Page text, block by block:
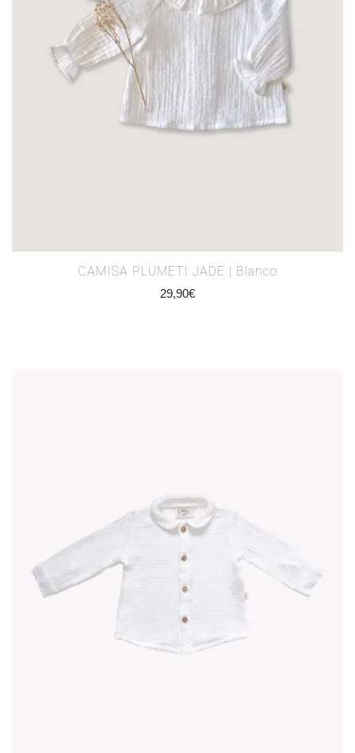
CAMISA PLUMETI JADE | Blanco
29,90€